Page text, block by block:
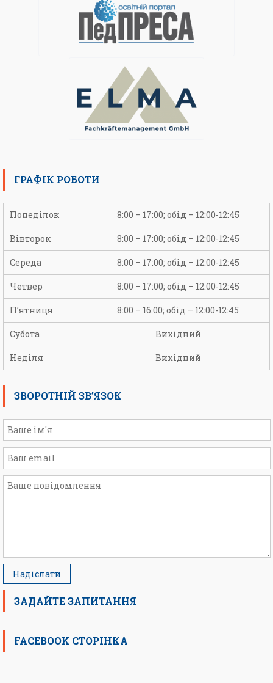
ГРАФІК РОБОТИ
Понеділок 8:00 – 17:00; обід – 12:00-12:45
Вівторок 8:00 – 17:00; обід – 12:00-12:45
Середа 8:00 – 17:00; обід – 12:00-12:45
Четвер 8:00 – 17:00; обід – 12:00-12:45
П’ятниця 8:00 – 16:00; обід – 12:00-12:45
Субота Вихідний
Неділя Вихідний
ЗВОРОТНІЙ ЗВ’ЯЗОК
ЗАДАЙТЕ ЗАПИТАННЯ
FACEBOOK СТОРІНКА